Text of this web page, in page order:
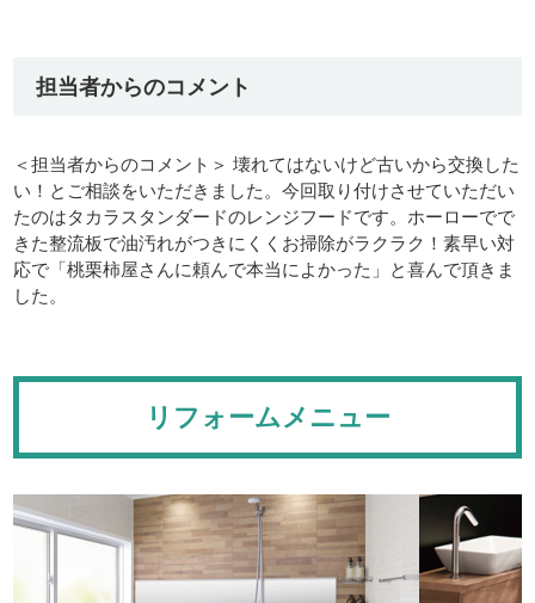
担当者からのコメント
＜担当者からのコメント＞ 壊れてはないけど古いから交換した
い！とご相談をいただきました。今回取り付けさせていただい
たのはタカラスタンダードのレンジフードです。ホーローでで
きた整流板で油汚れがつきにくくお掃除がラクラク！素早い対
応で「桃栗柿屋さんに頼んで本当によかった」と喜んで頂きま
した。
リフォームメニュー